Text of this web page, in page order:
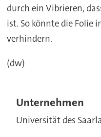
durch ein Vibrieren,
ist. So könnte die Folie
verhindern.
(dw)
Unternehmen
Universität des